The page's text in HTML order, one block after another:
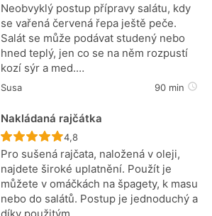
Neobvyklý postup přípravy salátu, kdy
se vařená červená řepa ještě peče.
Salát se může podávat studený nebo
hned teplý, jen co se na něm rozpustí
kozí sýr a med.…
Susa 90 min
Nakládaná rajčátka
Recept ještě nebyl hodnocen
4,8
Pro sušená rajčata, naložená v oleji,
najdete široké uplatnění. Použít je
můžete v omáčkách na špagety, k masu
nebo do salátů. Postup je jednoduchý a